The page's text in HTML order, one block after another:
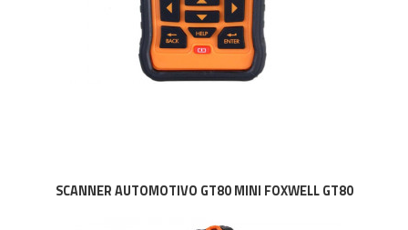
SCANNER AUTOMOTIVO GT80 MINI FOXWELL GT80